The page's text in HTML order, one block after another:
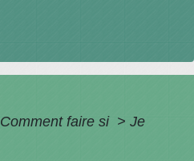
Comment faire si > Je